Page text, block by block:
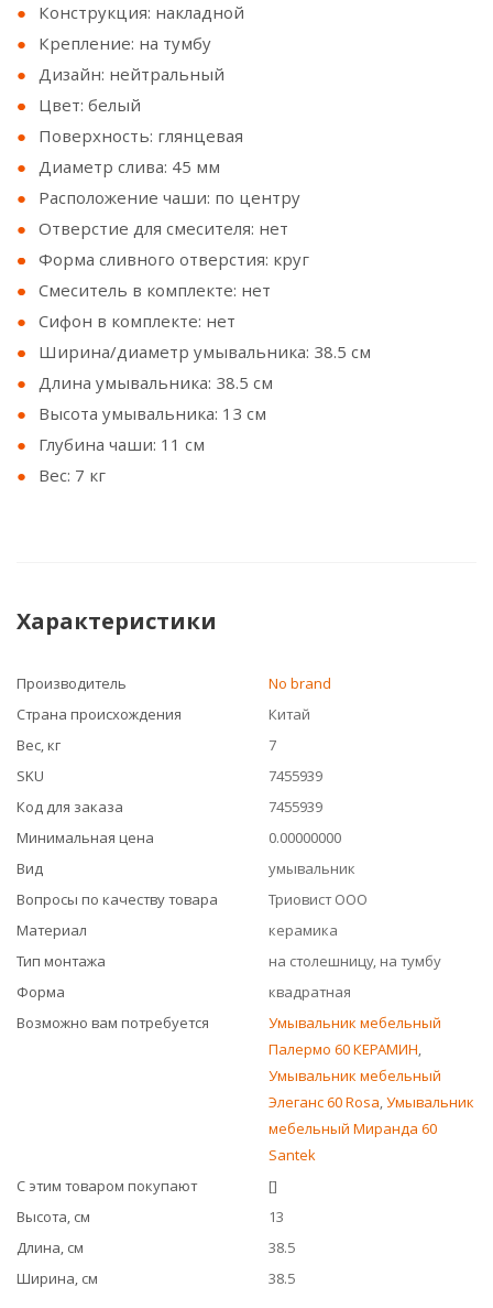
Конструкция: накладной
Крепление: на тумбу
Дизайн: нейтральный
Цвет: белый
Поверхность: глянцевая
Диаметр слива: 45 мм
Расположение чаши: по центру
Отверстие для смесителя: нет
Форма сливного отверстия: круг
Смеситель в комплекте: нет
Сифон в комплекте: нет
Ширина/диаметр умывальника: 38.5 см
Длина умывальника: 38.5 см
Высота умывальника: 13 см
Глубина чаши: 11 см
Вес: 7 кг
Характеристики
Производитель
No brand
Страна происхождения
Китай
Вес, кг
7
SKU
7455939
Код для заказа
7455939
Минимальная цена
0.00000000
Вид
умывальник
Вопросы по качеству товара
Триовист ООО
Материал
керамика
Тип монтажа
на столешницу, на тумбу
Форма
квадратная
Возможно вам потребуется
Умывальник мебельный
Палермо 60 КЕРАМИН,
Умывальник мебельный
Элеганс 60 Rosa,Умывальник
мебельный Миранда 60
Santek
С этим товаром покупают
[]
Высота, см
13
Длина, см
38.5
Ширина, см
38.5